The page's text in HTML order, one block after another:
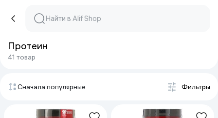
Протеин
41 товар
Сначала популярные Фильтры